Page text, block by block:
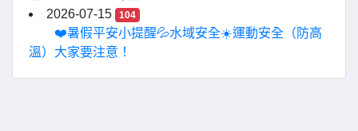
2026-07-15
104
❤️暑假平安小提醒💦水域安全☀️運動安全（防高
溫）大家要注意！